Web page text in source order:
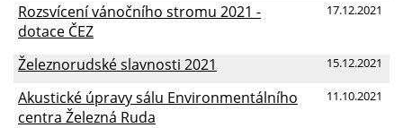
17.12.2021
Rozsvícení vánočního stromu 2021 -
dotace ČEZ
15.12.2021
Železnorudské slavnosti 2021
11.10.2021
Akustické úpravy sálu Environmentálního
centra Železná Ruda